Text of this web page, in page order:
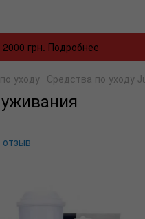
грн. Подробнее
уходу Средства по уходу